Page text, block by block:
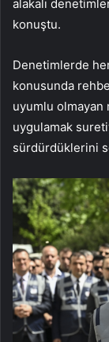
alakalı
konuştu.
Denetimlerde
konusunda
uyumlu
uygulamak
sürdürdüklerini